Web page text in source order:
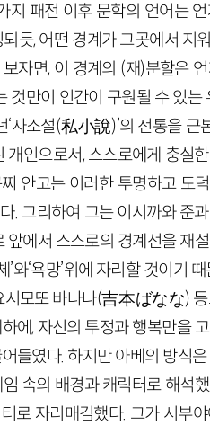
패전 이후 문학의 언어는
듯, 어떤 경계가 그곳에서 지
자면, 이 경계의 (재)분할은 언
만이 인간이 구원될 수 있는
사소설(私小說)’의 전통을 근
개인으로서, 스스로에게 충실
안고는 이러한 투명하고 도
그리하여 그는 이시까와 준과
에서 스스로의 경계선을 재
와‘욕망’위에 자리할 것이기
시모또 바나나(吉本ばなな)
에, 자신의 투정과 행복만을
들였다. 하지만 아베의 방식
속의 배경과 캐릭터로 해석
로 자리매김했다. 그가 시부